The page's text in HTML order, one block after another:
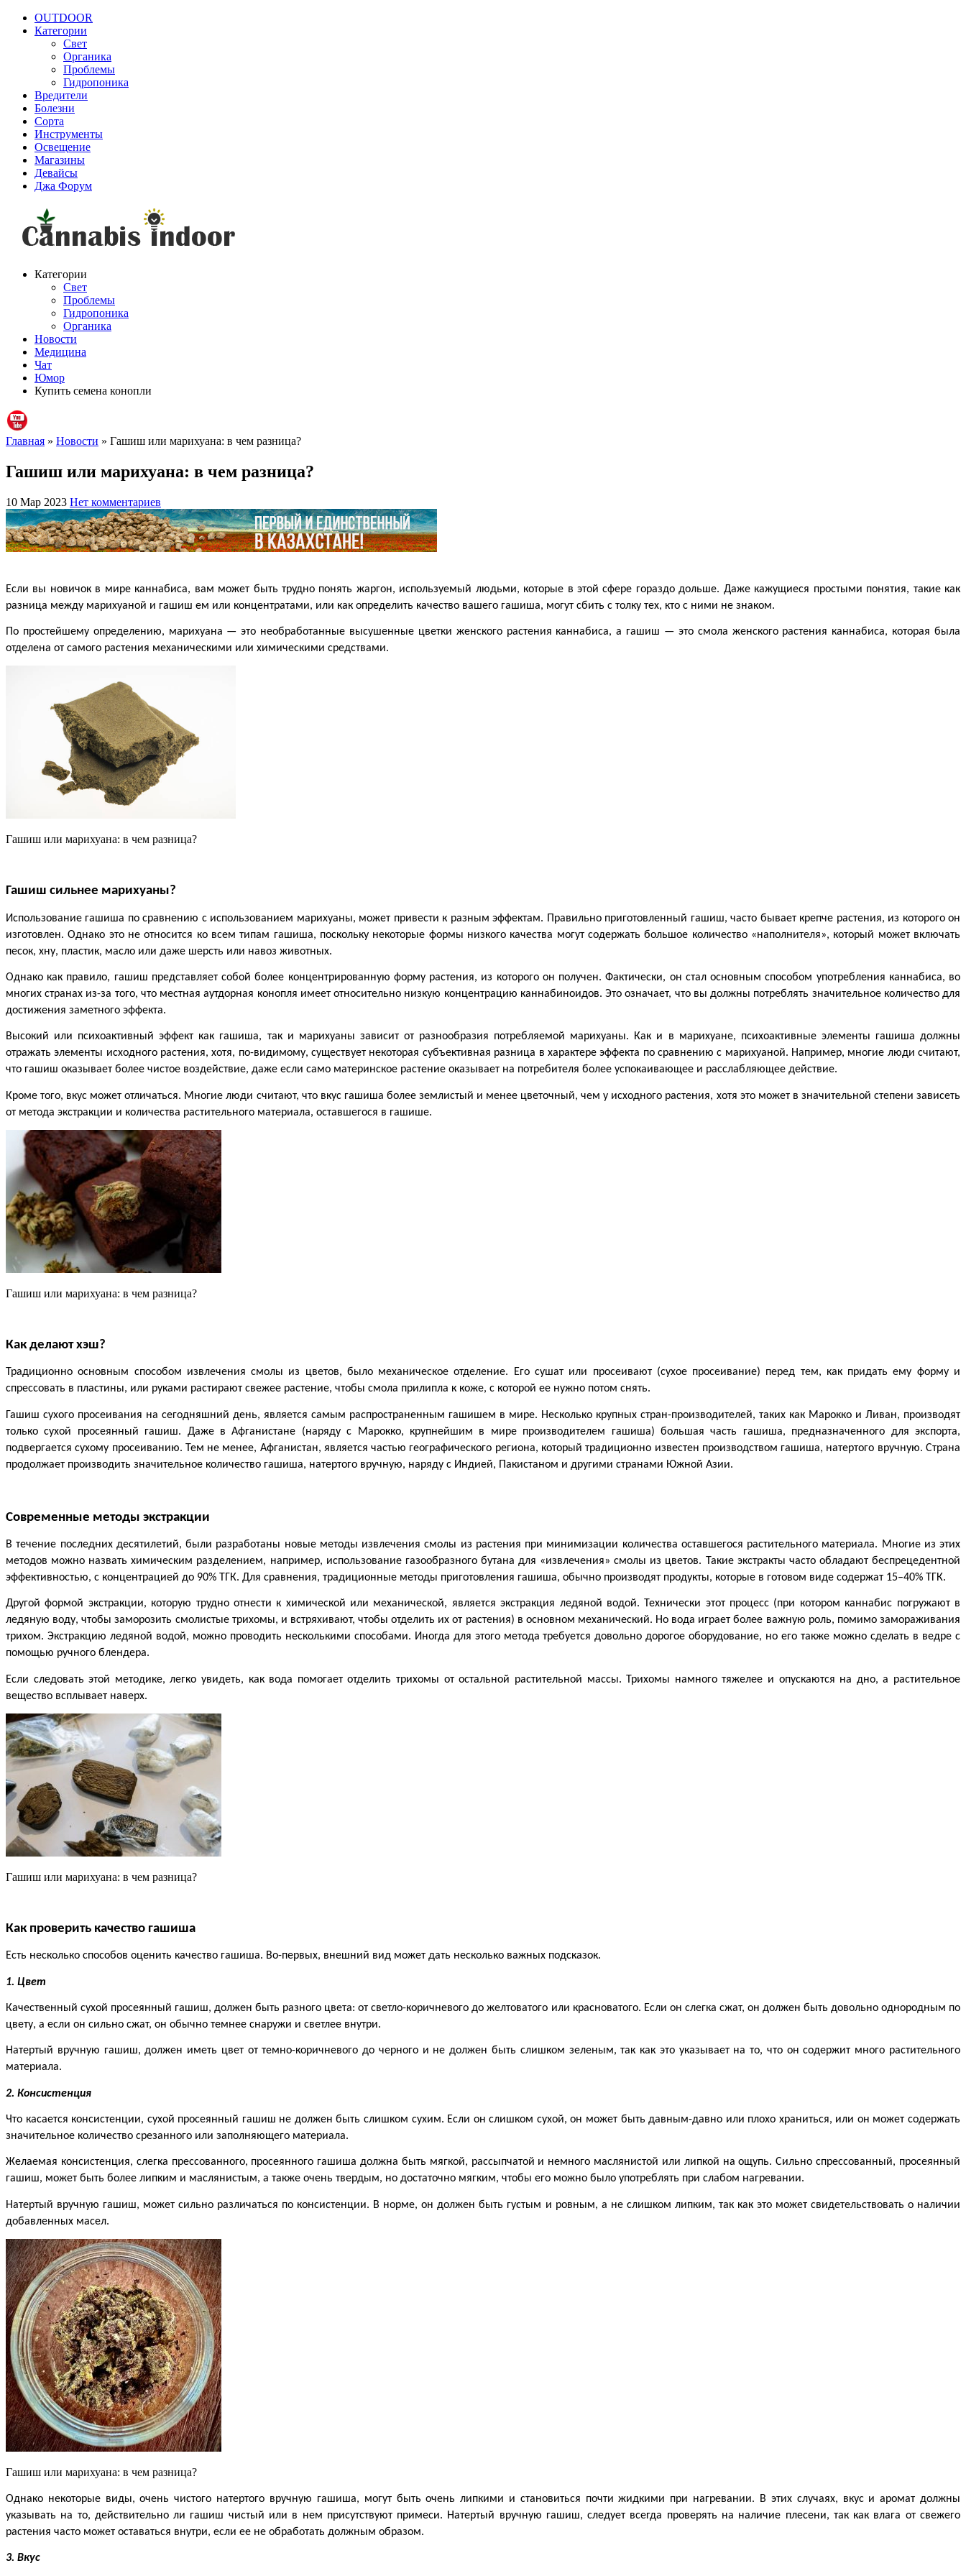
OUTDOOR
Категории
Свет
Органика
Проблемы
Гидропоника
Вредители
Болезни
Сорта
Инструменты
Освещение
Магазины
Девайсы
Джа Форум
Категории
Свет
Проблемы
Гидропоника
Органика
Новости
Медицина
Чат
Юмор
Купить семена конопли
Главная » Новости » Гашиш или марихуана: в чем разница?
Гашиш или марихуана: в чем разница?
10 Мар 2023 Нет комментариев
Если вы новичок в мире каннабиса, вам может быть трудно понять жаргон, используемый людьми, которые в этой сфере гораздо дольше. Даже кажущиеся простыми понятия, такие как
разница между марихуаной и гашиш ем или концентратами, или как определить качество вашего гашиша, могут сбить с толку тех, кто с ними не знаком.
По простейшему определению, марихуана — это необработанные высушенные цветки женского растения каннабиса, а гашиш — это смола женского растения каннабиса, которая была
отделена от самого растения механическими или химическими средствами.
Гашиш или марихуана: в чем разница?
Гашиш сильнее марихуаны?
Использование гашиша по сравнению с использованием марихуаны, может привести к разным эффектам. Правильно приготовленный гашиш, часто бывает крепче растения, из которого он
изготовлен. Однако это не относится ко всем типам гашиша, поскольку некоторые формы низкого качества могут содержать большое количество «наполнителя», который может включать
песок, хну, пластик, масло или даже шерсть или навоз животных.
Однако как правило, гашиш представляет собой более концентрированную форму растения, из которого он получен. Фактически, он стал основным способом употребления каннабиса, во
многих странах из-за того, что местная аутдорная конопля имеет относительно низкую концентрацию каннабиноидов. Это означает, что вы должны потреблять значительное количество для
достижения заметного эффекта.
Высокий или психоактивный эффект как гашиша, так и марихуаны зависит от разнообразия потребляемой марихуаны. Как и в марихуане, психоактивные элементы гашиша должны
отражать элементы исходного растения, хотя, по-видимому, существует некоторая субъективная разница в характере эффекта по сравнению с марихуаной. Например, многие люди считают,
что гашиш оказывает более чистое воздействие, даже если само материнское растение оказывает на потребителя более успокаивающее и расслабляющее действие.
Кроме того, вкус может отличаться. Многие люди считают, что вкус гашиша более землистый и менее цветочный, чем у исходного растения, хотя это может в значительной степени зависеть
от метода экстракции и количества растительного материала, оставшегося в гашише.
Гашиш или марихуана: в чем разница?
Как делают хэш?
Традиционно основным способом извлечения смолы из цветов, было механическое отделение. Его сушат или просеивают (сухое просеивание) перед тем, как придать ему форму и
спрессовать в пластины, или руками растирают свежее растение, чтобы смола прилипла к коже, с которой ее нужно потом снять.
Гашиш сухого просеивания на сегодняшний день, является самым распространенным гашишем в мире. Несколько крупных стран-производителей, таких как Марокко и Ливан, производят
только сухой просеянный гашиш. Даже в Афганистане (наряду с Марокко, крупнейшим в мире производителем гашиша) большая часть гашиша, предназначенного для экспорта,
подвергается сухому просеиванию. Тем не менее, Афганистан, является частью географического региона, который традиционно известен производством гашиша, натертого вручную. Страна
продолжает производить значительное количество гашиша, натертого вручную, наряду с Индией, Пакистаном и другими странами Южной Азии.
Современные методы экстракции
В течение последних десятилетий, были разработаны новые методы извлечения смолы из растения при минимизации количества оставшегося растительного материала. Многие из этих
методов можно назвать химическим разделением, например, использование газообразного бутана для «извлечения» смолы из цветов. Такие экстракты часто обладают беспрецедентной
эффективностью, с концентрацией до 90% ТГК. Для сравнения, традиционные методы приготовления гашиша, обычно производят продукты, которые в готовом виде содержат 15–40% ТГК.
Другой формой экстракции, которую трудно отнести к химической или механической, является экстракция ледяной водой. Технически этот процесс (при котором каннабис погружают в
ледяную воду, чтобы заморозить смолистые трихомы, и встряхивают, чтобы отделить их от растения) в основном механический. Но вода играет более важную роль, помимо замораживания
трихом. Экстракцию ледяной водой, можно проводить несколькими способами. Иногда для этого метода требуется довольно дорогое оборудование, но его также можно сделать в ведре с
помощью ручного блендера.
Если следовать этой методике, легко увидеть, как вода помогает отделить трихомы от остальной растительной массы. Трихомы намного тяжелее и опускаются на дно, а растительное
вещество всплывает наверх.
Гашиш или марихуана: в чем разница?
Как проверить качество гашиша
Есть несколько способов оценить качество гашиша. Во-первых, внешний вид может дать несколько важных подсказок.
1. Цвет
Качественный сухой просеянный гашиш, должен быть разного цвета: от светло-коричневого до желтоватого или красноватого. Если он слегка сжат, он должен быть довольно однородным по
цвету, а если он сильно сжат, он обычно темнее снаружи и светлее внутри.
Натертый вручную гашиш, должен иметь цвет от темно-коричневого до черного и не должен быть слишком зеленым, так как это указывает на то, что он содержит много растительного
материала.
2. Консистенция
Что касается консистенции, сухой просеянный гашиш не должен быть слишком сухим. Если он слишком сухой, он может быть давным-давно или плохо храниться, или он может содержать
значительное количество срезанного или заполняющего материала.
Желаемая консистенция, слегка прессованного, просеянного гашиша должна быть мягкой, рассыпчатой и немного маслянистой или липкой на ощупь. Сильно спрессованный, просеянный
гашиш, может быть более липким и маслянистым, а также очень твердым, но достаточно мягким, чтобы его можно было употреблять при слабом нагревании.
Натертый вручную гашиш, может сильно различаться по консистенции. В норме, он должен быть густым и ровным, а не слишком липким, так как это может свидетельствовать о наличии
добавленных масел.
Гашиш или марихуана: в чем разница?
Однако некоторые виды, очень чистого натертого вручную гашиша, могут быть очень липкими и становиться почти жидкими при нагревании. В этих случаях, вкус и аромат должны
указывать на то, действительно ли гашиш чистый или в нем присутствуют примеси. Натертый вручную гашиш, следует всегда проверять на наличие плесени, так как влага от свежего
растения часто может оставаться внутри, если ее не обработать должным образом.
3. Вкус